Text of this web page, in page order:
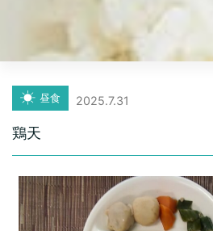
昼食 2025.7.31
鶏天